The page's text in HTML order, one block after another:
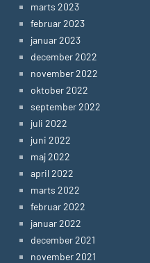
marts 2023
februar 2023
januar 2023
december 2022
november 2022
oktober 2022
september 2022
juli 2022
juni 2022
maj 2022
april 2022
marts 2022
februar 2022
januar 2022
december 2021
november 2021